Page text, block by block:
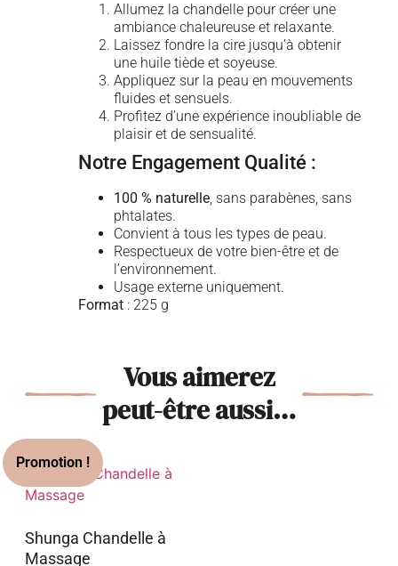
Allumez la chandelle pour créer une
ambiance chaleureuse et relaxante.
Laissez fondre la cire jusqu’à obtenir
une huile tiède et soyeuse.
Appliquez sur la peau en mouvements
fluides et sensuels.
Profitez d’une expérience inoubliable de
plaisir et de sensualité.
Notre Engagement Qualité :
100 % naturelle, sans parabènes, sans
phtalates.
Convient à tous les types de peau.
Respectueux de votre bien-être et de
l’environnement.
Usage externe uniquement.
Format: 225 g
Vous aimerez
peut-être aussi…
Shunga Chandelle à
Massage